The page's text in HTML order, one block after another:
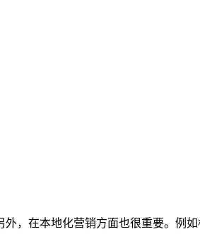
，在本地化营销方面也很重要。例